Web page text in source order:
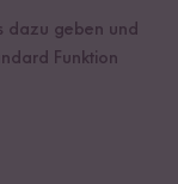
dazu geben und
Funktion